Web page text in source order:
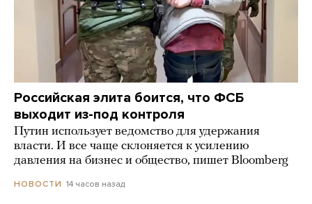
Российская элита боится, что ФСБ
выходит из-под контроля
Путин использует ведомство для удержания
власти. И все чаще склоняется к усилению
давления на бизнес и общество, пишет Bloomberg
НОВОСТИ 14 часов назад